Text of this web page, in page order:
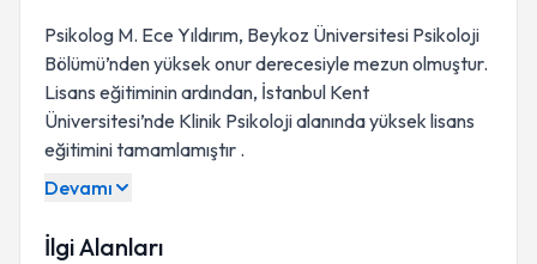
Psikolog M. Ece Yıldırım, Beykoz Üniversitesi Psikoloji
Bölümü’nden yüksek onur derecesiyle mezun olmuştur.
Lisans eğitiminin ardından, İstanbul Kent
Üniversitesi’nde Klinik Psikoloji alanında yüksek lisans
eğitimini tamamlamıştır .
Devamı
İlgi Alanları